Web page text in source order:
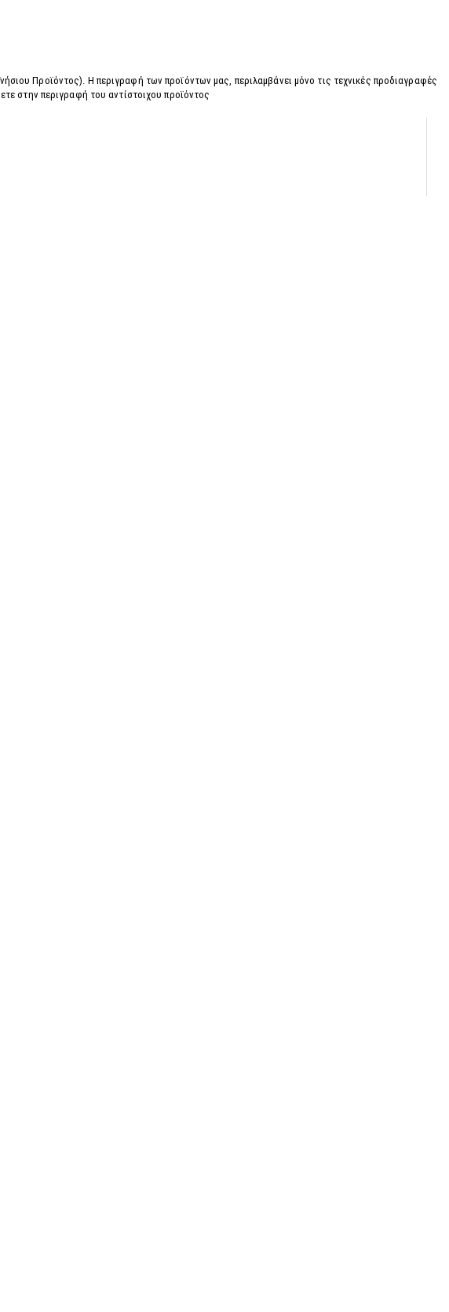
Προϊόντος). Η περιγραφή των προϊόντων μας, περιλαμβάνει μόνο τις τεχνικές προδιαγραφές
στην περιγραφή του αντίστοιχου προϊόντος